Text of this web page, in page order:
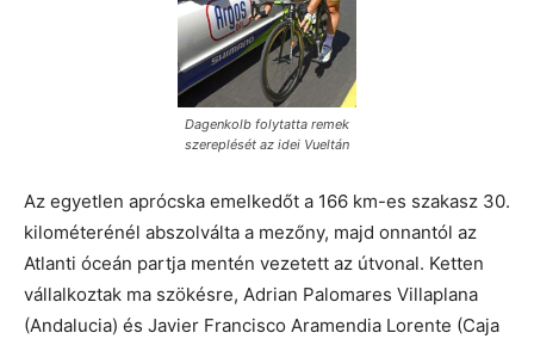
Dagenkolb folytatta remek
szereplését az idei Vueltán
Az egyetlen aprócska emelkedőt a 166 km-es szakasz 30.
kilométerénél abszolválta a mezőny, majd onnantól az
Atlanti óceán partja mentén vezetett az útvonal. Ketten
vállalkoztak ma szökésre, Adrian Palomares Villaplana
(Andalucia) és Javier Francisco Aramendia Lorente (Caja